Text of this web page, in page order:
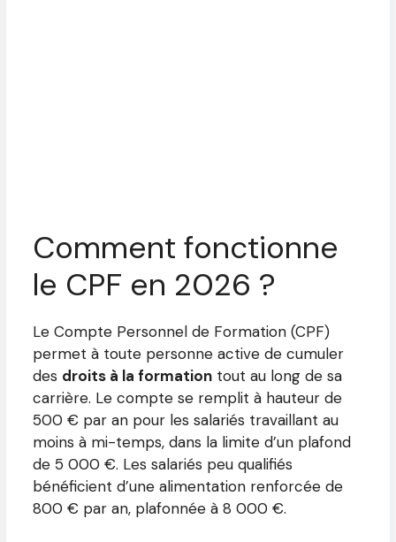
Comment fonctionne
le CPF en 2026 ?
Le Compte Personnel de Formation (CPF)
permet à toute personne active de cumuler
des droits à la formation tout au long de sa
carrière. Le compte se remplit à hauteur de
500 € par an pour les salariés travaillant au
moins à mi-temps, dans la limite d’un plafond
de 5 000 €. Les salariés peu qualifiés
bénéficient d’une alimentation renforcée de
800 € par an, plafonnée à 8 000 €.